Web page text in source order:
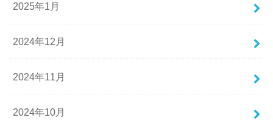
2025年1月
2024年12月
2024年11月
2024年10月